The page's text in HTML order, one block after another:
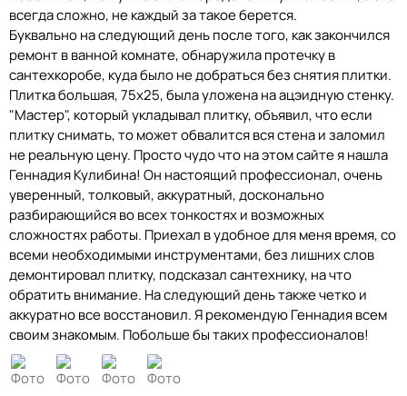
всегда сложно, не каждый за такое берется.
Буквально на следующий день после того, как закончился
ремонт в ванной комнате, обнаружила протечку в
сантехкоробе, куда было не добраться без снятия плитки.
Плитка большая, 75х25, была уложена на ацэидную стенку.
"Мастер", который укладывал плитку, объявил, что если
плитку снимать, то может обвалится вся стена и заломил
не реальную цену. Просто чудо что на этом сайте я нашла
Геннадия Кулибина! Он настоящий профессионал, очень
уверенный, толковый, аккуратный, досконально
разбирающийся во всех тонкостях и возможных
сложностях работы. Приехал в удобное для меня время, со
всеми необходимыми инструментами, без лишних слов
демонтировал плитку, подсказал сантехнику, на что
обратить внимание. На следующий день также четко и
аккуратно все восстановил. Я рекомендую Геннадия всем
своим знакомым. Побольше бы таких профессионалов!